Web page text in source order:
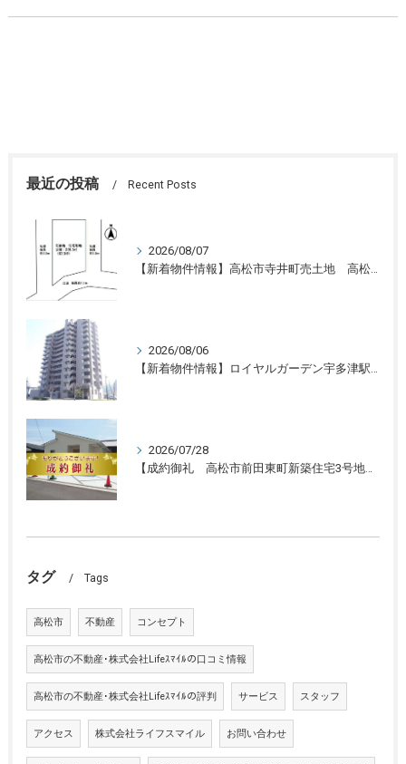
最近の投稿 Recent Posts
2026/08/07
【新着物件情報】高松市寺井町売土地 高松の不動産売却、不動産買取、不動産査定のことならLifeスマイル
2026/08/06
【新着物件情報】ロイヤルガーデン宇多津駅前三番館1305号 高松の不動産売却、不動産買取、不動産査定のことならLifeスマイル
2026/07/28
【成約御礼 高松市前田東町新築住宅3号地】香川県の不動産の買取・売却・査定ならLifeスマイルにお任せください
タグ Tags
高松市 不動産 コンセプト
高松市の不動産･株式会社Lifeｽﾏｲﾙの口コミ情報
高松市の不動産･株式会社Lifeｽﾏｲﾙの評判 サービス スタッフ
アクセス 株式会社ライフスマイル お問い合わせ